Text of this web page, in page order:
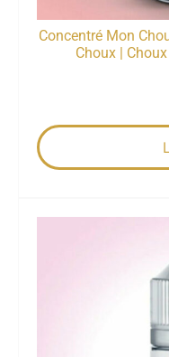
Concentré Mon
Choux |